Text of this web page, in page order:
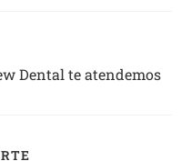
Dental te atendemos